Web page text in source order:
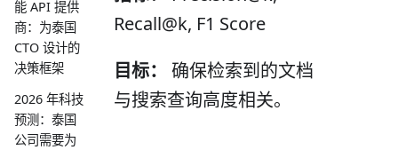
能 API 提供
商：为泰国
CTO 设计的
决策框架
2026 年科技
预测：泰国
公司需要为
Recall@k, F1 Score
目标：
确保检索到的文档
与搜索查询高度相关。